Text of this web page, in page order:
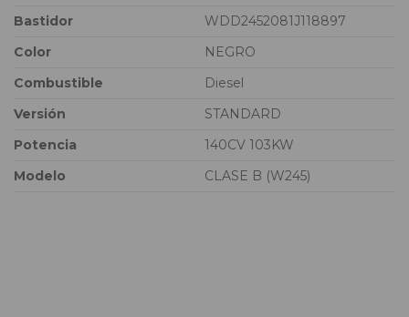
Bastidor
WDD2452081J118897
Color
NEGRO
Combustible
Diesel
Versión
STANDARD
Potencia
140CV 103KW
Modelo
CLASE B (W245)